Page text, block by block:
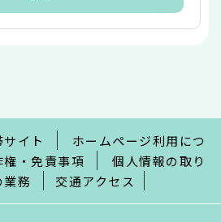
サイト
ホームページ利用につ
権・免責事項
個人情報の取り
務 交通アクセス